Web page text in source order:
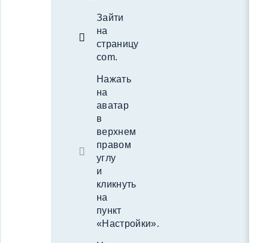
Зайти
на
страницу
com.
Нажать
на
аватар
в
верхнем
правом
углу
и
кликнуть
на
пункт
«Настройки».